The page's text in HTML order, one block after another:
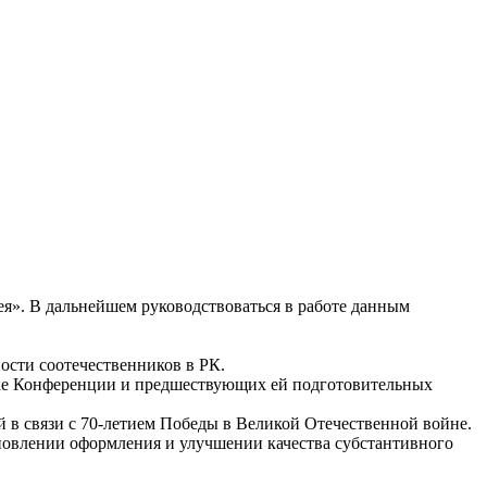
В дальнейшем руководствоваться в работе данным
соотечественников в РК.
Конференции и предшествующих ей подготовительных
связи с 70-летием Победы в Великой Отечественной войне.
оформления и улучшении качества субстантивного